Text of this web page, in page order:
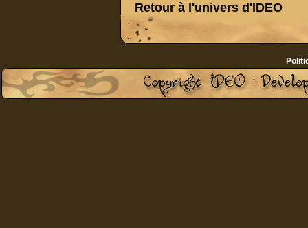
Retour à l'univers d'IDEO